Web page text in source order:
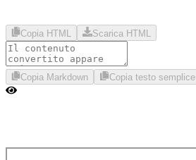
Copia HTML Scarica HTML
Copia Markdown Copia testo semplice